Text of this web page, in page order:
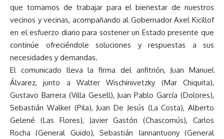
que tomamos de trabajar para el bienestar de nuestros
vecinos y vecinas, acompañando al Gobernador Axel Kicillof
en el esfuerzo diario para sostener un Estado presente que
continúe ofreciéndole soluciones y respuestas a sus
necesidades y demandas.
El comunicado lleva la firma del anfitrión, Juan Manuel
Álvarez, junto a Walter Wischinivetzky (Mar Chiquita),
Gustavo Barrera (Villa Gesell), Juan Pablo García (Dolores),
Sebastián Walker (Pila), Juan De Jesús (La Costa), Alberto
Gelené (Las Flores), Javier Gastón (Chascomús), Carlos
Rocha (General Guido), Sebastián Iannantuony (General